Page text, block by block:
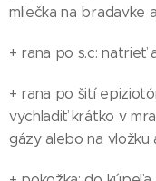
mliečka na bradavke
+ rana po s.c: natrieť
+ rana po šití
vychladiť krátko v
gázy alebo na